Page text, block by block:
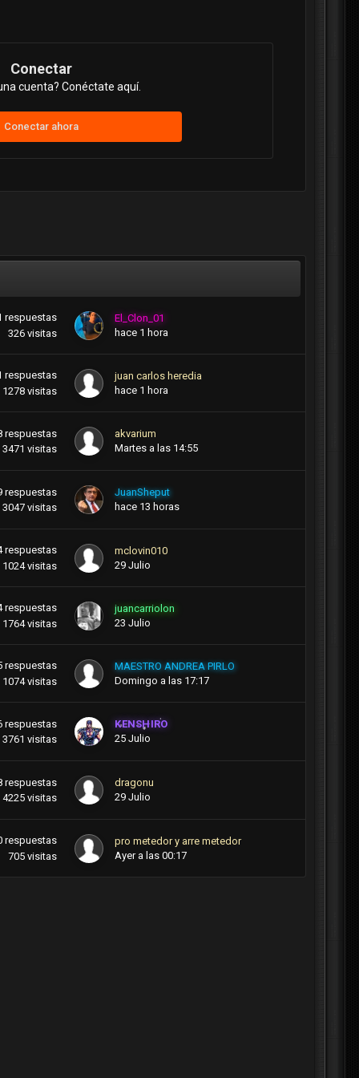
Conectar
cuenta? Conéctate aquí.
Conectar ahora
respuestas
326 visitas
El_Clon_01
hace 1 hora
respuestas
1278 visitas
juan carlos heredia
hace 1 hora
respuestas
3471 visitas
akvarium
Martes a las 14:55
respuestas
3047 visitas
JuanSheput
hace 13 horas
respuestas
1024 visitas
mclovin010
29 Julio
respuestas
1764 visitas
juancarriolon
23 Julio
respuestas
1074 visitas
MAESTRO ANDREA PIRLO
Domingo a las 17:17
respuestas
3761 visitas
KENSHIRO
25 Julio
respuestas
4225 visitas
dragonu
29 Julio
respuestas
705 visitas
pro metedor y arre metedor
Ayer a las 00:17